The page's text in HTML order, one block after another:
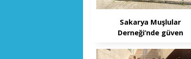
Sakarya Muşlular
Derneği’nde güven